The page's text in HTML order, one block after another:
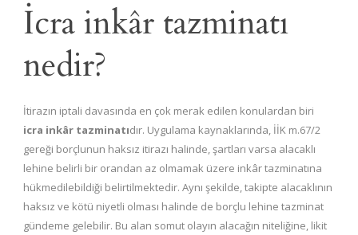
İcra inkâr tazminatı
nedir?
İtirazın iptali davasında en çok merak edilen konulardan biri
icra inkâr tazminatıdır. Uygulama kaynaklarında, İİK m.67/2
gereği borçlunun haksız itirazı halinde, şartları varsa alacaklı
lehine belirli bir orandan az olmamak üzere inkâr tazminatına
hükmedilebildiği belirtilmektedir. Aynı şekilde, takipte alacaklının
haksız ve kötü niyetli olması halinde de borçlu lehine tazminat
gündeme gelebilir. Bu alan somut olayın alacağın niteliğine, likit